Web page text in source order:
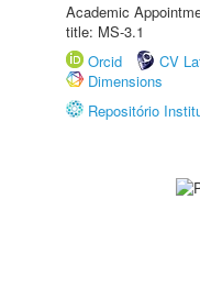
Academic
title: MS-3.1
Orcid
CV
Dimensions
Repositório